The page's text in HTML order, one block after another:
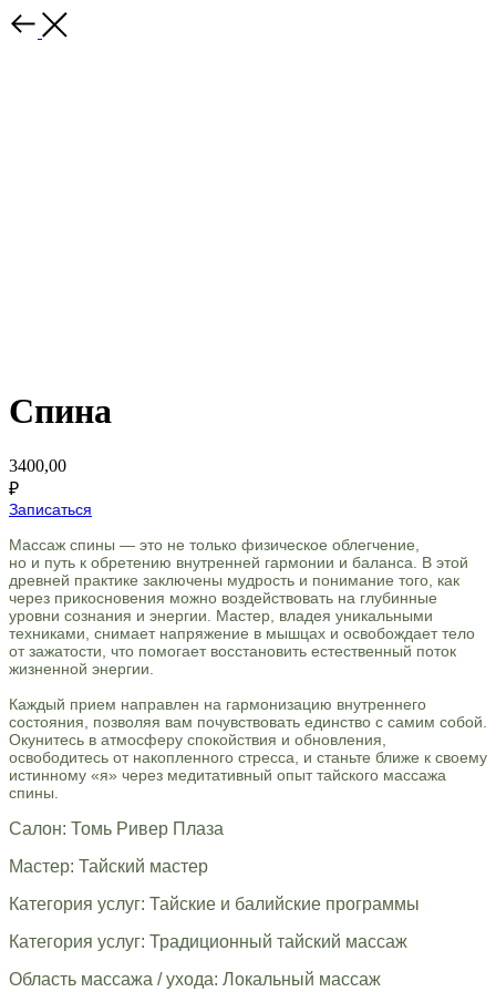
Спина
3400,00
₽
Записаться
Массаж спины — это не только физическое облегчение,
но и путь к обретению внутренней гармонии и баланса. В этой
древней практике заключены мудрость и понимание того, как
через прикосновения можно воздействовать на глубинные
уровни сознания и энергии. Мастер, владея уникальными
техниками, снимает напряжение в мышцах и освобождает тело
от зажатости, что помогает восстановить естественный поток
жизненной энергии.
Каждый прием направлен на гармонизацию внутреннего
состояния, позволяя вам почувствовать единство с самим собой.
Окунитесь в атмосферу спокойствия и обновления,
освободитесь от накопленного стресса, и станьте ближе к своему
истинному «я» через медитативный опыт тайского массажа
спины.
Салон: Томь Ривер Плаза
Мастер: Тайский мастер
Категория услуг: Тайские и балийские программы
Категория услуг: Традиционный тайский массаж
Область массажа / ухода: Локальный массаж